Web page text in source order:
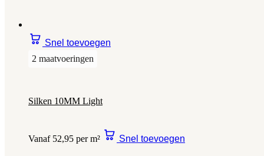
Snel toevoegen
2 maatvoeringen
Silken 10MM Light
Vanaf 52,95 per m² Snel toevoegen